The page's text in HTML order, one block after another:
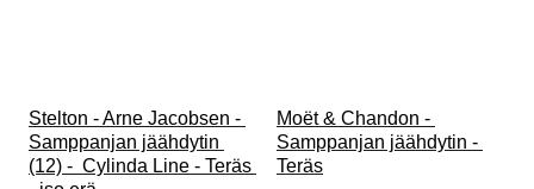
Stelton - Arne Jacobsen -
Samppanjan jäähdytin
(12) -  Cylinda Line - Teräs
Moët & Chandon -
Samppanjan jäähdytin -
Teräs